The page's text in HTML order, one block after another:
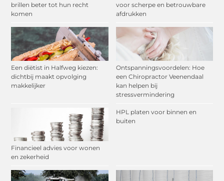
brillen beter tot hun recht
komen
voor scherpe en betrouwbare
afdrukken
Een diëtist in Halfweg kiezen:
dichtbij maakt opvolging
makkelijker
Ontspanningsvoordelen: Hoe
een Chiropractor Veenendaal
kan helpen bij
stressvermindering
Financieel advies voor wonen
en zekerheid
HPL platen voor binnen en
buiten